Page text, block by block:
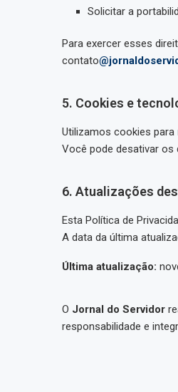
Solicitar a
Para exercer esses
contato
5. Cookies e
Utilizamos cookies para
Você pode desativar os
6. Atualizações
Esta Política de
A data da última
Última atualização:
O Jornal do Servidor
responsabilidade e